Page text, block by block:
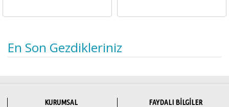
En Son Gezdikleriniz
KURUMSAL FAYDALI BİLGİLER